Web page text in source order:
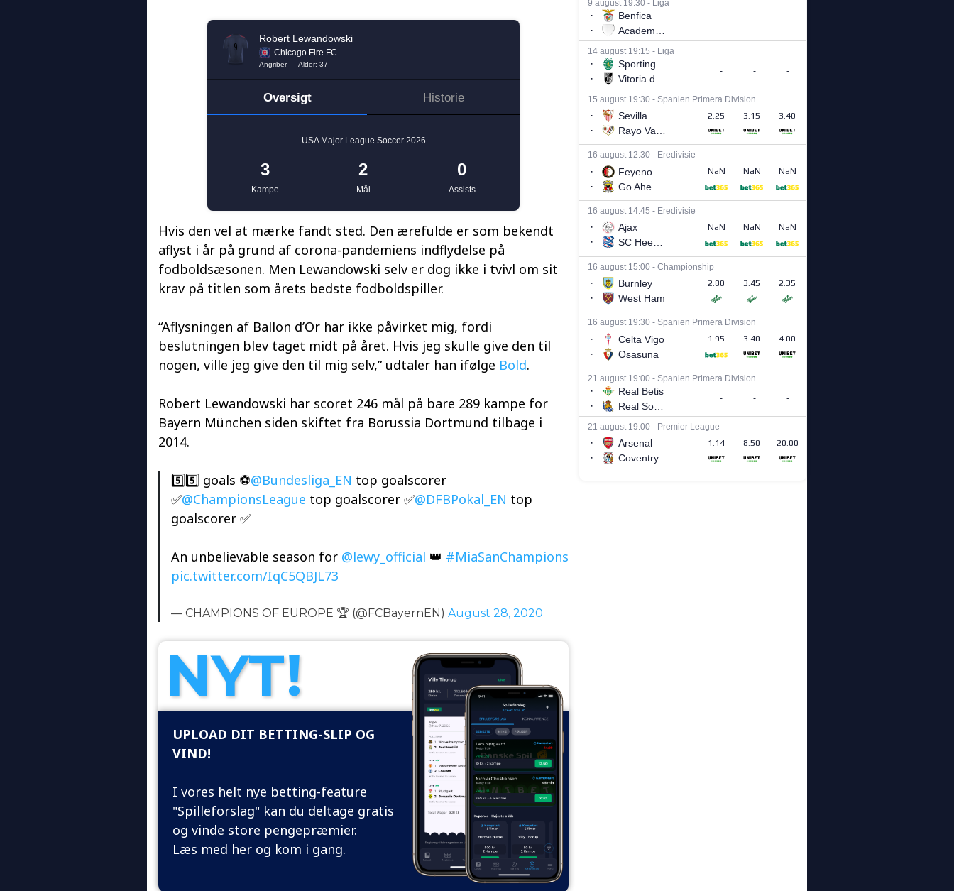
Hvis den vel at mærke fandt sted. Den ærefulde er som bekendt
aflyst i år på grund af corona-pandemiens indflydelse på
fodboldsæsonen. Men Lewandowski selv er dog ikke i tvivl om sit
krav på titlen som årets bedste fodboldspiller.
“Aflysningen af Ballon d’Or har ikke påvirket mig, fordi
beslutningen blev taget midt på året. Hvis jeg skulle give den til
nogen, ville jeg give den til mig selv,” udtaler han ifølge Bold.
Robert Lewandowski har scoret 246 mål på bare 289 kampe for
Bayern München siden skiftet fra Borussia Dortmund tilbage i
2014.
5️⃣5️⃣ goals ⚽@Bundesliga_EN top goalscorer
✅@ChampionsLeague top goalscorer ✅@DFBPokal_EN top
goalscorer ✅
An unbelievable season for @lewy_official 👑 #MiaSanChampions
pic.twitter.com/IqC5QBJL73
— CHAMPIONS OF EUROPE 🏆 (@FCBayernEN) August 28, 2020
NYT!
UPLOAD DIT BETTING-SLIP OG
VIND!
I vores helt nye betting-feature
"Spilleforslag" kan du deltage gratis
og vinde store pengepræmier.
Læs med her og kom i gang.